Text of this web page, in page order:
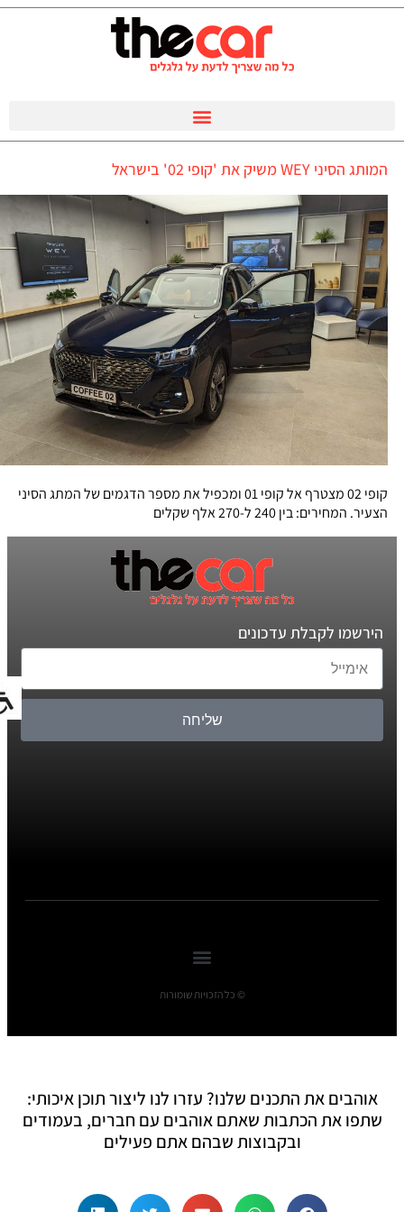
המותג הסיני WEY משיק את 'קופי 02' בישראל
קופי 02 מצטרף אל קופי 01 ומכפיל את מספר הדגמים של המתג הסיני
הצעיר. המחירים: בין 240 ל-270 אלף שקלים
הירשמו לקבלת עדכונים
שליחה
© כל הזכויות שומורות
אוהבים את התכנים שלנו? עזרו לנו ליצור תוכן איכותי:
שתפו את הכתבות שאתם אוהבים עם חברים, בעמודים
ובקבוצות שבהם אתם פעילים